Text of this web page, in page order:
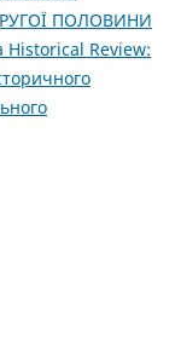
ПОЛОВИНИ
Historical Review: